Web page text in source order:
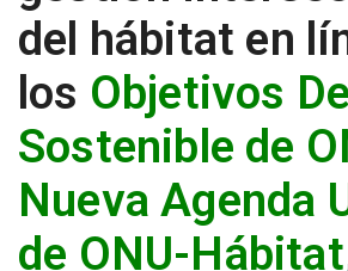
del hábitat en
los Objetivos
Sostenible de
Nueva Agenda
de ONU-Hábitat